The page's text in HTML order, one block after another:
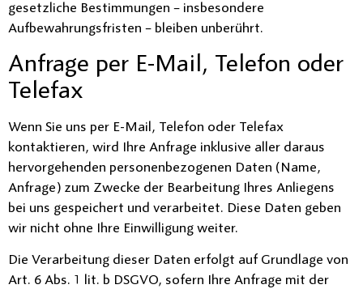
gesetzliche Bestimmungen – insbesondere
Aufbewahrungsfristen – bleiben unberührt.
Anfrage per E-Mail, Telefon oder
Telefax
Wenn Sie uns per E-Mail, Telefon oder Telefax
kontaktieren, wird Ihre Anfrage inklusive aller daraus
hervorgehenden personenbezogenen Daten (Name,
Anfrage) zum Zwecke der Bearbeitung Ihres Anliegens
bei uns gespeichert und verarbeitet. Diese Daten geben
wir nicht ohne Ihre Einwilligung weiter.
Die Verarbeitung dieser Daten erfolgt auf Grundlage von
Art. 6 Abs. 1 lit. b DSGVO, sofern Ihre Anfrage mit der